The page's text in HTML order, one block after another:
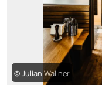
© Julian Wallner